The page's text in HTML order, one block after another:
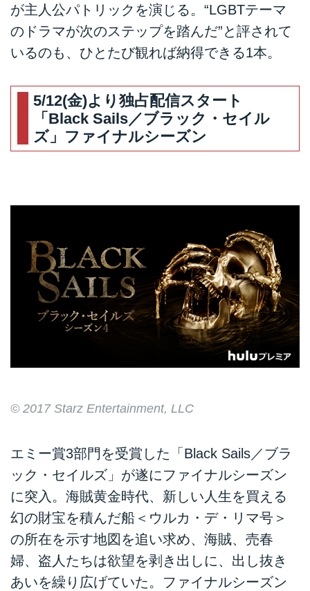
が主人公パトリックを演じる。“LGBTテーマ
のドラマが次のステップを踏んだ”と評されて
いるのも、ひとたび観れば納得できる1本。
5/12(金)より独占配信スタート
「Black Sails／ブラック・セイル
ズ」ファイナルシーズン
© 2017 Starz Entertainment, LLC
エミー賞3部門を受賞した「Black Sails／ブラ
ック・セイルズ」が遂にファイナルシーズン
に突入。海賊黄金時代、新しい人生を買える
幻の財宝を積んだ船＜ウルカ・デ・リマ号＞
の所在を示す地図を追い求め、海賊、売春
婦、盗人たちは欲望を剥き出しに、出し抜き
あいを繰り広げていた。ファイナルシーズン